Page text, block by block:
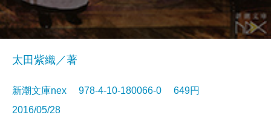
太田紫織／著
新潮文庫nex 978-4-10-180066-0 649円
2016/05/28